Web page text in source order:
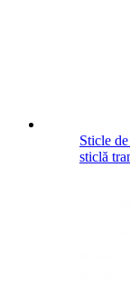
Sticle
sticlă